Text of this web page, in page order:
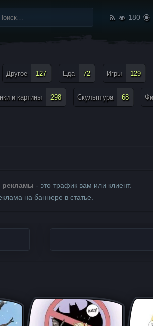
180
Другое 127 Еда 72 Игры 129
и картины 298 Скульптура 68
рекламы - это трафик вам или клиент.
на баннере в статье.